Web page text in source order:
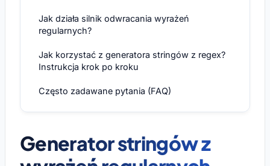
Jak działa silnik odwracania wyrażeń
regularnych?
Jak korzystać z generatora stringów z regex?
Instrukcja krok po kroku
Często zadawane pytania (FAQ)
Generator stringów z